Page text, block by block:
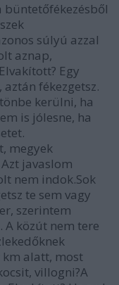
büntetőfékezésből
súlyú azzal
aznap,
Egy
fékezgetsz.
kerülni, ha
is jólesne, ha
megyek
javaslom
nem indok.Sok
te sem vagy
szerintem
A közút nem tere
km alatt, most
villogni?A